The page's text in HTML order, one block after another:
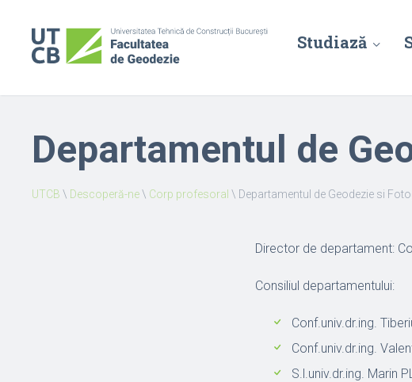
Studiază
Departamentul de
UTCB \ Descoperă-ne\ Corp profesoral \ Departamentul de Geodezie si
Director de departament:
Consiliul departamentului:
Conf.univ.dr.ing.
Conf.univ.dr.ing.
S.l.univ.dr.ing. Marin